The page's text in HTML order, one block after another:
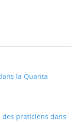
la Quanta
praticiens dans